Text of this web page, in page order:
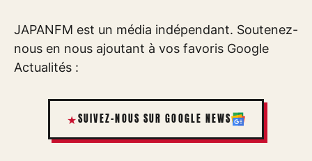
JAPANFM est un média indépendant. Soutenez-
nous en nous ajoutant à vos favoris Google
Actualités :
SUIVEZ-NOUS SUR GOOGLE NEWS